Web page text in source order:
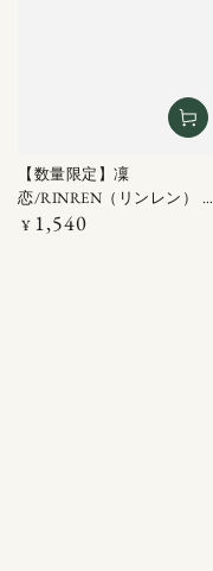
【数量限定】凜
恋/RINREN（リンレン） ク
ールブリーズ ドライシャン
定
¥ 1,540